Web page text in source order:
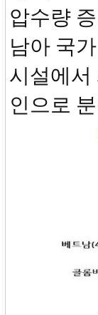
압수량
남아 국
시설에서
인으로